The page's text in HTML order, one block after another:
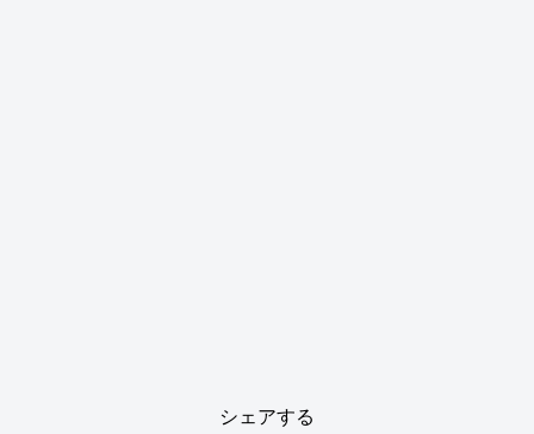
シェアする